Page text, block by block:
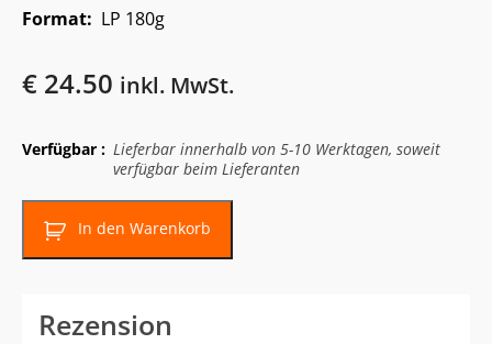
Format: LP 180g
€ 24.50 inkl. MwSt.
Verfügbar : Lieferbar innerhalb von 5-10 Werktagen, soweit
verfügbar beim Lieferanten
In den Warenkorb
Rezension